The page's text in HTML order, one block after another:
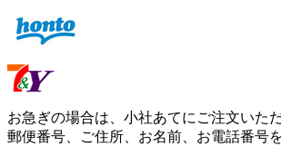
お急ぎの場合は、小社あてにご注文いた
郵便番号、ご住所、お名前、お電話番号